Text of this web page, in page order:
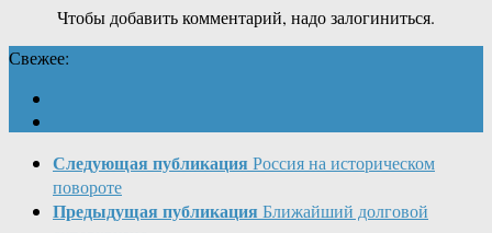
Чтобы добавить комментарий, надо залогиниться.
Свежее:
Следующая публикация Россия на историческом
повороте
Предыдущая публикация Ближайший долговой